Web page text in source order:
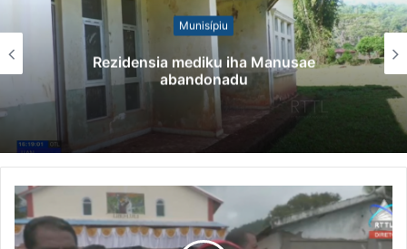
Munisípiu
Rezidensia mediku iha Manusae
abandonadu